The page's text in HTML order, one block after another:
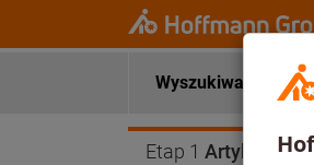
Wyszukiwanie
Etap 1 Artykuł